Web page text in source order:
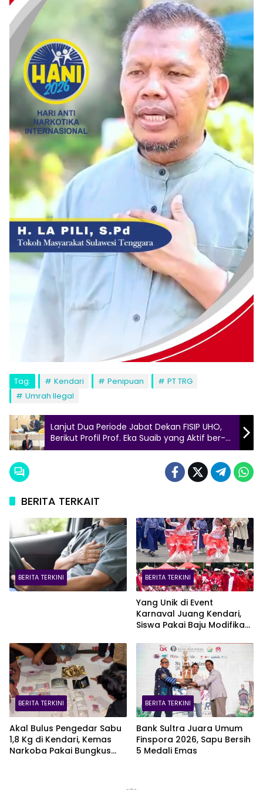
Tag: Kendari Penipuan
PT TRG
Umrah Ilegal
Lanjut Dua Periode Jabat Dekan FISIP UHO,
Berikut Profil Prof. Eka Suaib yang Aktif ber-
HMI
BERITA TERKAIT
BERITA TERKINI BERITA TERKINI
Yang Unik di Event
Karnaval Juang Kendari,
Siswa Pakai Baju Modifikasi
Putih
BERITA TERKINI
Akal Bulus Pengedar Sabu
1,8 Kg di Kendari, Kemas
Narkoba Pakai Bungkus
BERITA TERKINI
Bank Sultra Juara Umum
Finspora 2026, Sapu Bersih
5 Medali Emas